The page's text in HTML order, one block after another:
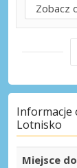
Zobacz
Informacje
Lotnisko
Miejsce